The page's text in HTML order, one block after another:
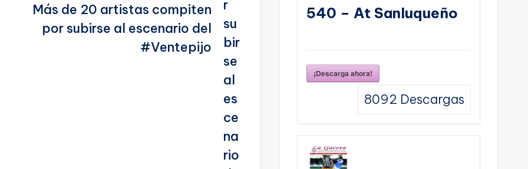
Más de 20 artistas compiten
por subirse al escenario del
#Ventepijo
540 – At Sanluqueño
¡Descarga ahora!
8092 Descargas